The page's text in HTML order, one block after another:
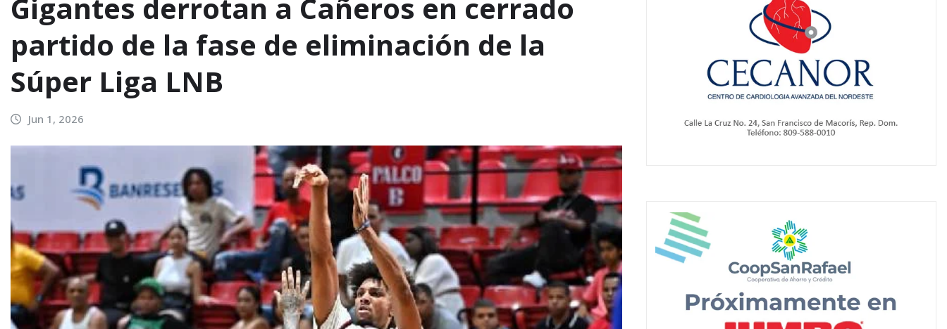
Gigantes derrotan a Cañeros en cerrado
partido de la fase de eliminación de la
Súper Liga LNB
Jun 1, 2026